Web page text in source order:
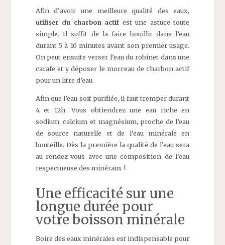
Afin d’avoir une meilleure qualité des eaux,
utiliser du charbon actif est une astuce toute
simple. Il suffit de la faire bouillir dans l’eau
durant 5 à 10 minutes avant son premier usage.
On peut ensuite verser l’eau du robinet dans une
carafe et y déposer le morceau de charbon actif
pour un litre d’eau.
Afin que l’eau soit purifiée, il faut tremper durant
4 et 12h. Vous obtiendrez une eau riche en
sodium, calcium et magnésium, proche de l’eau
de source naturelle et de l’eau minérale en
bouteille. Dès la première la qualité de l’eau sera
au rendez-vous avec une composition de l’eau
respectueuse des minéraux !
Une efficacité sur une
longue durée pour
votre boisson minérale
Boire des eaux minérales est indispensable pour